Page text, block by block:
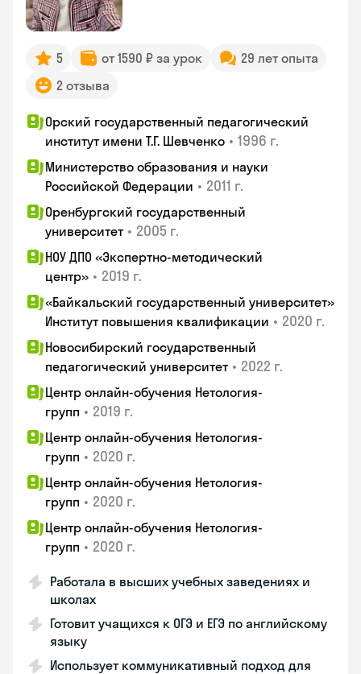
5 от 1590 ₽ за урок
29 лет опыта
2 отзыва
Орский государственный педагогический
институт имени Т.Г. Шевченко • 1996 г.
Министерство образования и науки
Российской Федерации • 2011 г.
Оренбургский государственный
университет • 2005 г.
НОУ ДПО «Экспертно-методический
центр» • 2019 г.
«Байкальский государственный университет»
Институт повышения квалификации • 2020 г.
Новосибирский государственный
педагогический университет • 2022 г.
Центр онлайн-обучения Нетология-
групп • 2019 г.
Центр онлайн-обучения Нетология-
групп • 2020 г.
Центр онлайн-обучения Нетология-
групп • 2020 г.
Центр онлайн-обучения Нетология-
групп • 2020 г.
Работала в высших учебных заведениях и
школах
Готовит учащихся к ОГЭ и ЕГЭ по английскому
языку
Использует коммуникативный подход для